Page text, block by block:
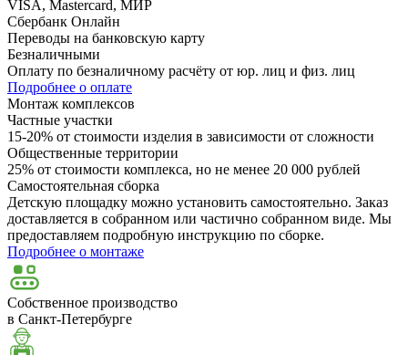
VISA, Mastercard, МИР
Сбербанк Онлайн
Переводы на банковскую карту
Безналичными
Оплату по безналичному расчёту от юр. лиц и физ. лиц
Подробнее о оплате
Монтаж комплексов
Частные участки
15-20% от стоимости изделия в зависимости от сложности
Общественные территории
25% от стоимости комплекса, но не менее 20 000 рублей
Самостоятельная сборка
Детскую площадку можно установить самостоятельно. Заказ
доставляется в собранном или частично собранном виде. Мы
предоставляем подробную инструкцию по сборке.
Подробнее о монтаже
Собственное производство
в Санкт-Петербурге